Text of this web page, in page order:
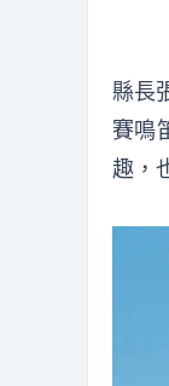
縣長
賽鳴
趣，